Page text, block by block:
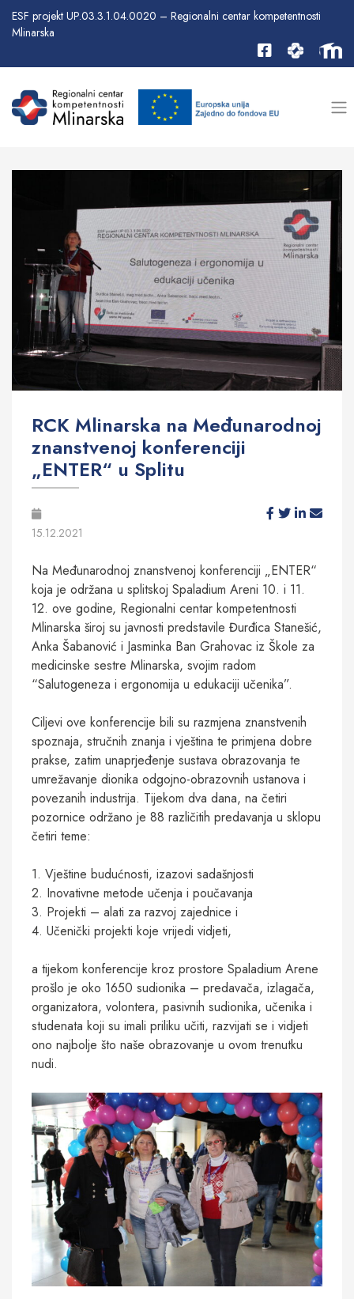
ESF projekt UP.03.3.1.04.0020 – Regionalni centar kompetentnosti
Mlinarska
RCK Mlinarska na Međunarodnoj
znanstvenoj konferenciji
„ENTER“ u Splitu
15.12.2021
Na Međunarodnoj znanstvenoj konferenciji „ENTER“
koja je održana u splitskoj Spaladium Areni 10. i 11.
12. ove godine, Regionalni centar kompetentnosti
Mlinarska široj su javnosti predstavile Đurđica Stanešić,
Anka Šabanović i Jasminka Ban Grahovac iz Škole za
medicinske sestre Mlinarska, svojim radom
“Salutogeneza i ergonomija u edukaciji učenika”.
Ciljevi ove konferencije bili su razmjena znanstvenih
spoznaja, stručnih znanja i vještina te primjena dobre
prakse, zatim unaprjeđenje sustava obrazovanja te
umrežavanje dionika odgojno-obrazovnih ustanova i
povezanih industrija. Tijekom dva dana, na četiri
pozornice održano je 88 različitih predavanja u sklopu
četiri teme:
1. Vještine budućnosti, izazovi sadašnjosti
2. Inovativne metode učenja i poučavanja
3. Projekti – alati za razvoj zajednice i
4. Učenički projekti koje vrijedi vidjeti,
a tijekom konferencije kroz prostore Spaladium Arene
prošlo je oko 1650 sudionika – predavača, izlagača,
organizatora, volontera, pasivnih sudionika, učenika i
studenata koji su imali priliku učiti, razvijati se i vidjeti
ono najbolje što naše obrazovanje u ovom trenutku
nudi.